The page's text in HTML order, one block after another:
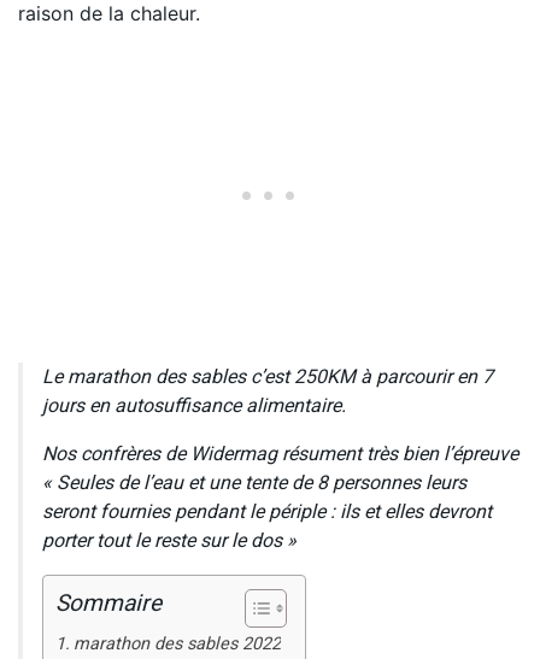
raison de la chaleur.
Le marathon des sables c’est 250KM à parcourir en 7
jours en autosuffisance alimentaire.
Nos confrères de Widermag résument très bien l’épreuve
« Seules de l’eau et une tente de 8 personnes leurs
seront fournies pendant le périple : ils et elles devront
porter tout le reste sur le dos »
Sommaire
marathon des sables 2022